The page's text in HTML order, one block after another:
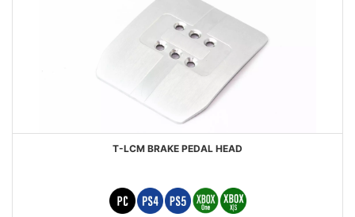
T-LCM BRAKE PEDAL HEAD